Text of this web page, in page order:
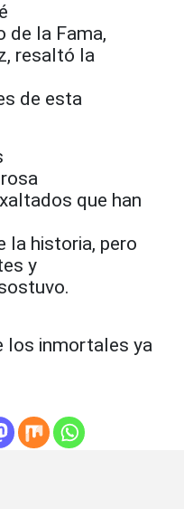
de la Fama,
resaltó la
de esta
que han
la historia, pero
y
los inmortales ya